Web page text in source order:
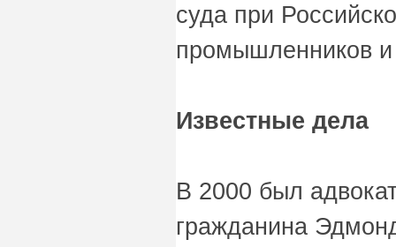
суда при
промышленников
Известные дела
В 2000 был
гражданина